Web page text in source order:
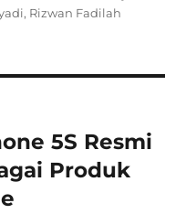
, Rizwan Fadilah
5S Resmi
Produk